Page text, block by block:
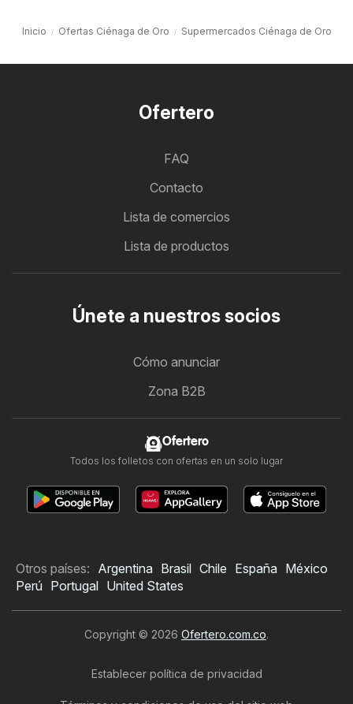
Inicio Ofertas Ciénaga de Oro Supermercados Ciénaga de Oro
Ofertero
FAQ
Contacto
Lista de comercios
Lista de productos
Únete a nuestros socios
Cómo anunciar
Zona B2B
Ofertero
Todos los folletos con ofertas en un solo lugar
Otros países: Argentina Brasil Chile España México
Perú Portugal United States
Copyright © 2026 Ofertero.com.co.
Establecer política de privacidad